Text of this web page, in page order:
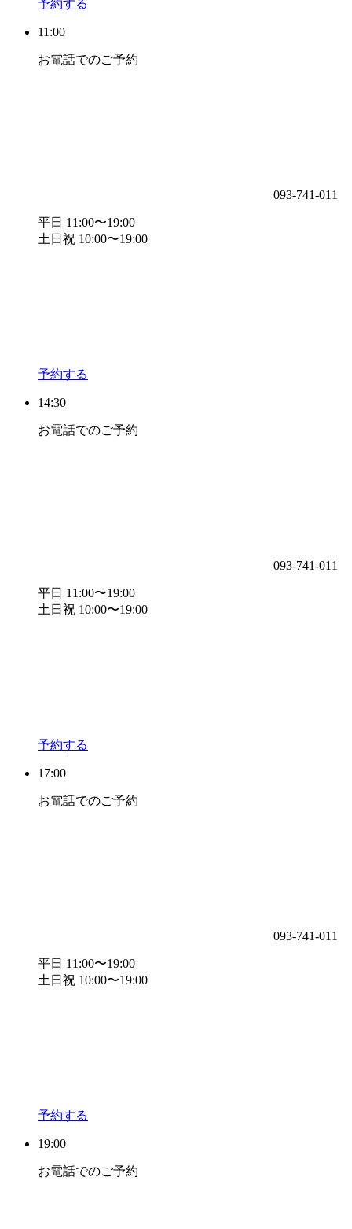
予約する
11:00
お電話でのご予約
093-741-011
平日 11:00〜19:00
土日祝 10:00〜19:00
予約する
14:30
お電話でのご予約
093-741-011
平日 11:00〜19:00
土日祝 10:00〜19:00
予約する
17:00
お電話でのご予約
093-741-011
平日 11:00〜19:00
土日祝 10:00〜19:00
予約する
19:00
お電話でのご予約